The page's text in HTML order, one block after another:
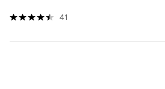
41